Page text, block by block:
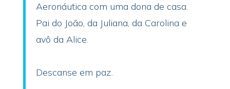
Aeronáutica com uma dona de casa.
Pai do João, da Juliana, da Carolina e
avô da Alice.
Descanse em paz.